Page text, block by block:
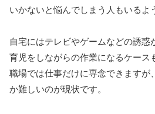
いかないと悩んでしまう人もいるよ
自宅にはテレビやゲームなどの誘惑
育児をしながらの作業になるケース
職場では仕事だけに専念できますが
か難しいのが現状です。